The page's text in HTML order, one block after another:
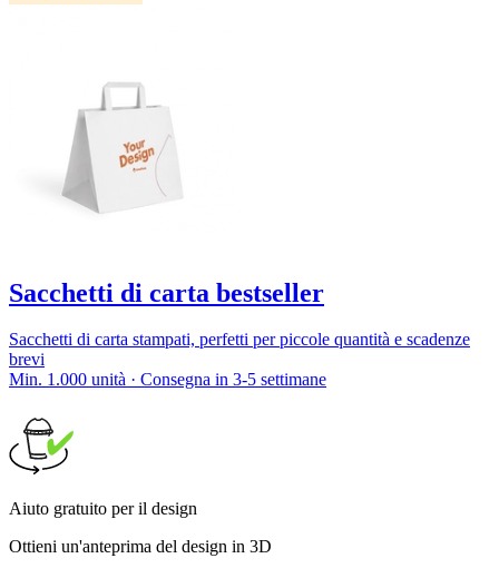
Sacchetti di carta bestseller
Sacchetti di carta stampati, perfetti per piccole quantità e scadenze
brevi
Min. 1.000 unità · Consegna in 3-5 settimane
Aiuto gratuito per il design
Ottieni un'anteprima del design in 3D